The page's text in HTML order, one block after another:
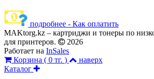
подробнее - Как оплатить
MAKtorg.kz – картриджи и тонеры по
для принтеров.
2026
Работает на InSales
Корзина ( 0 тг. )
наверх
Каталог